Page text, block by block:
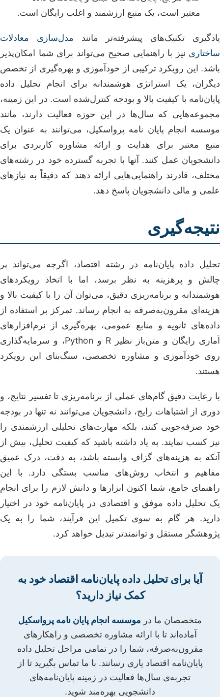
معتبر است، یک منبع ارزشمند و اغلب رایگان است.
یادگیری تکنیک‌های پیشرفته‌تر مانند مدل‌سازی معادلات
ساختاری نیز با راهنمایی صحیح می‌تواند برای شما امکان‌پذیر
باشد. این رویکرد ترکیبی از خودآموزی و بهره‌گیری از تخصص
دیگران، یک استراتژی هوشمندانه برای انجام تحلیل داده
پایان‌نامه با کیفیت بالا و بودجه کنترل‌شده است. در این زمینه،
مجموعه‌هایی که سال‌ها در این حوزه فعالیت دارند، مانند
موسسه انجام پایان نامه پرواسکیل، می‌توانند به عنوان یک
منبع معتبر برای هدایت و ارائه مشاوره کاربردی برای
دانشجویان عمل کنند. آنها با تجربه گسترده خود در رشته‌های
مختلف، قادرند راهنمایی‌هایی ارائه دهند که دقیقاً به نیازهای
علمی و مالی دانشجویان پاسخ دهد.
نتیجه‌گیری
تحلیل داده پایان‌نامه در رشته اقتصاد، اگرچه می‌تواند پر
چالش و پرهزینه به نظر برسد، اما با اتخاذ رویکردهای
هوشمندانه و برنامه‌ریزی دقیق، می‌توان آن را با کیفیت بالا و
هزینه‌ای مقرون‌به‌صرفه به انجام رساند. تمرکز بر استفاده از
داده‌های ثانویه و منابع عمومی، بهره‌گیری از نرم‌افزارهای
آماری رایگان و متن‌باز نظیر R و Python، و سرمایه‌گذاری
روی خودآموزی و مشاوره تخصصی، سنگ‌بنای این رویکرد
هستند.
با رعایت دقیق گام‌های عملی از برنامه‌ریزی تا تفسیر نتایج، و
دوری از اشتباهات رایج، دانشجویان می‌توانند نه تنها در بودجه
خود صرفه‌جویی کنند، بلکه مهارت‌های تحلیلی ارزشمندی را
نیز کسب نمایند. به یاد داشته باشید که کیفیت تحلیل، بیش از
آنکه به هزینه‌های گزاف وابسته باشد، به دقت، درک عمیق
مفاهیم و انتخاب روش‌های مناسب بستگی دارد. با این
راهنمای جامع، شما اکنون ابزارها و دانش لازم را برای انجام
یک تحلیل داده موفق و اقتصادی در پایان‌نامه خود در اختیار
دارید. هر گام به سوی تکمیل این فرآیند، شما را به یک
پژوهشگر مستقل و توانمندتر تبدیل خواهد کرد.
آیا برای تحلیل داده پایان‌نامه اقتصاد خود به
کمک نیاز دارید؟
متخصصان ما در موسسه انجام پایان نامه پرواسکیل
آماده‌اند تا با ارائه مشاوره تخصصی و راهکارهای
مقرون‌به‌صرفه، شما را در تمامی مراحل تحلیل داده
پایان‌نامه اقتصاد یاری رسانند. با ما تماس بگیرید تا از
تجربه‌ی سال‌ها فعالیت در زمینه پایان‌نامه‌های
دانشجویی بهره‌مند شوید.